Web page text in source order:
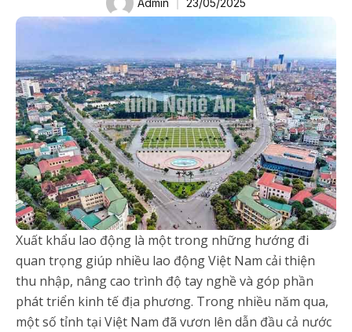
Xuất khẩu lao động là một trong những hướng đi
quan trọng giúp nhiều lao động Việt Nam cải thiện
thu nhập, nâng cao trình độ tay nghề và góp phần
phát triển kinh tế địa phương. Trong nhiều năm qua,
một số tỉnh tại Việt Nam đã vươn lên dẫn đầu cả nước